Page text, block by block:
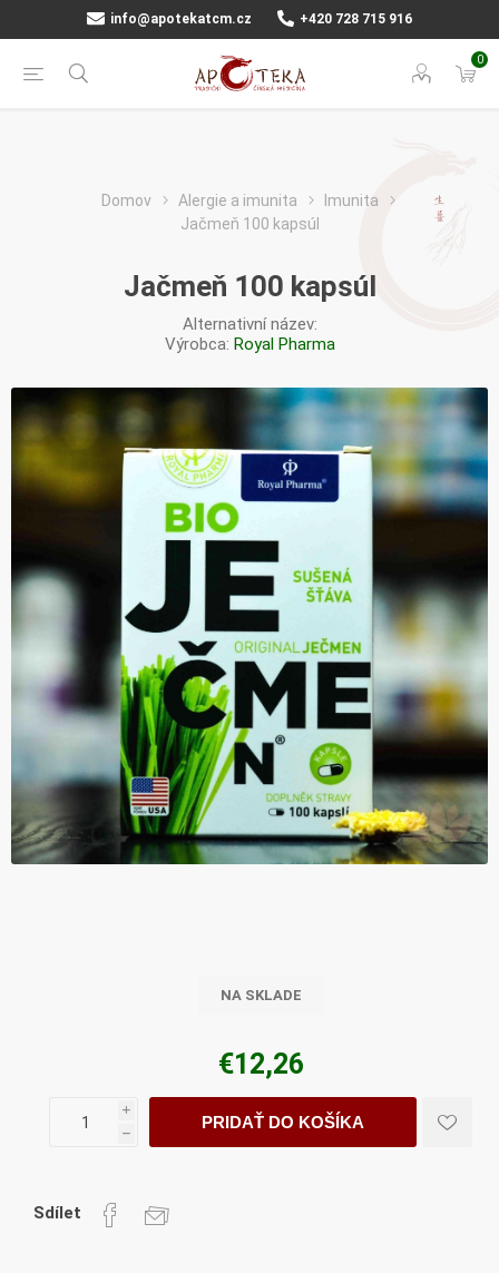
info@apotekatcm.cz +420 728 715 916
0
Domov Alergie a imunita
Imunita
Jačmeň 100 kapsúl
Jačmeň 100 kapsúl
Alternativní název:
Výrobca: Royal Pharma
NA SKLADE
€12,26
i
h
PRIDAŤ DO KOŠÍKA
Sdílet